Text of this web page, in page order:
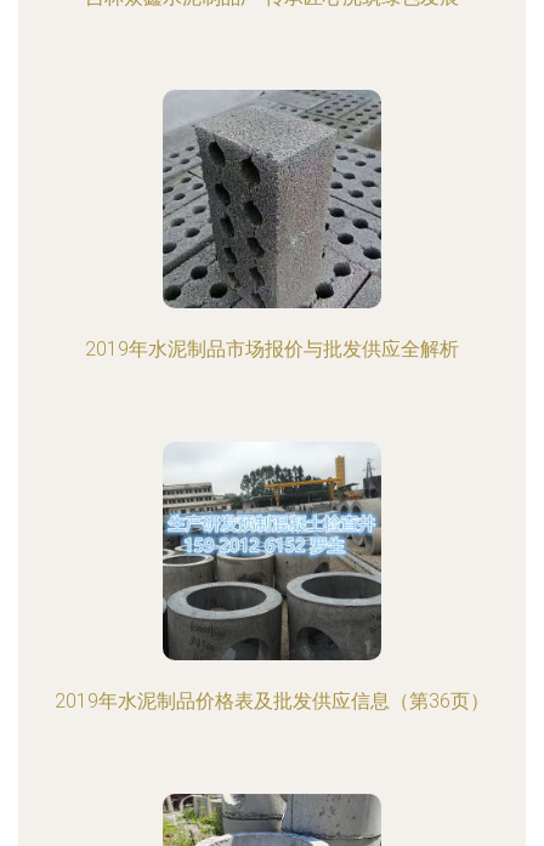
2019年水泥制品市场报价与批发供应全解析
2019年水泥制品价格表及批发供应信息（第36页）